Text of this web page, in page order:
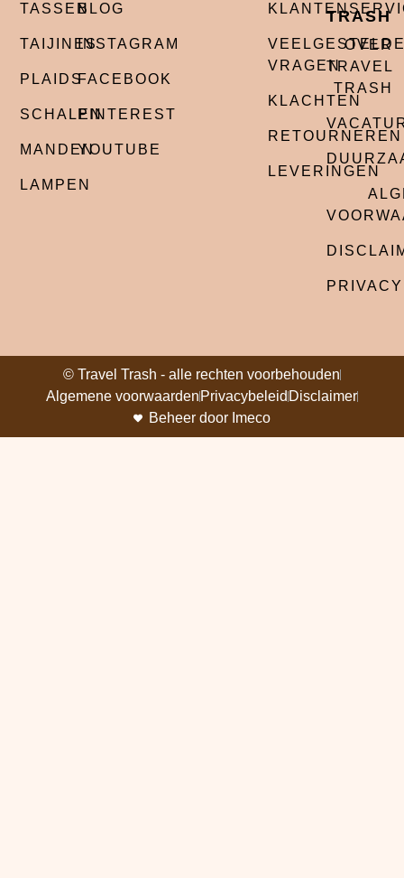
TASSEN
TAIJINES
PLAIDS
SCHALEN
MANDEN
LAMPEN
BLOG
INSTAGRAM
FACEBOOK
PINTEREST
YOUTUBE
VRAGEN
KLACHTEN
RETOURNEREN
LEVERINGEN
TRASH
OVER
TRAVEL
TRASH
© Travel Trash - alle rechten voorbehouden
Algemene voorwaarden Privacybeleid Disclaimer
Beheer door Imeco